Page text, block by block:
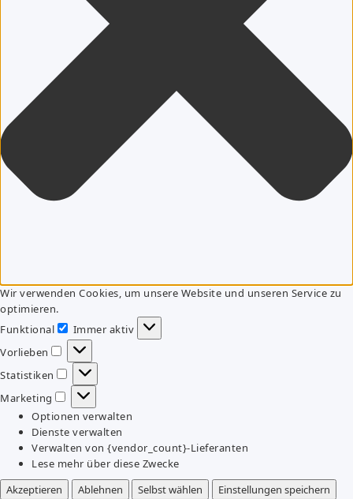
Wir verwenden Cookies, um unsere Website und unseren Service zu
optimieren.
Funktional
Funktional
Immer aktiv
Vorlieben
Vorlieben
Statistiken
Statistiken
Marketing
Marketing
Optionen verwalten
Dienste verwalten
Verwalten von {vendor_count}-Lieferanten
Lese mehr über diese Zwecke
Akzeptieren
Ablehnen Selbst wählen
Einstellungen speichern